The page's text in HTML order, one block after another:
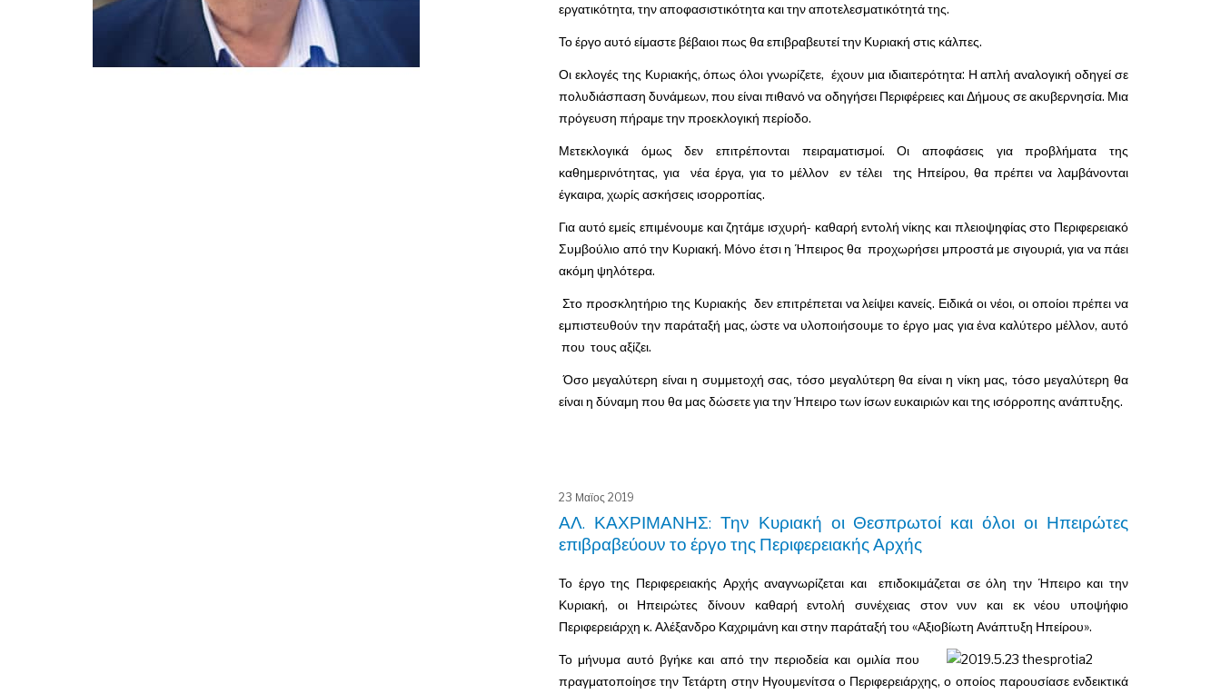
εργατικότητα, την αποφασιστικότητα και την αποτελεσματικότητά της.
Το έργο αυτό είμαστε βέβαιοι πως θα επιβραβευτεί την Κυριακή στις κάλπες.
Οι εκλογές της Κυριακής, όπως όλοι γνωρίζετε, έχουν μια ιδιαιτερότητα: Η απλή αναλογική οδηγεί σε
πολυδιάσπαση δυνάμεων, που είναι πιθανό να οδηγήσει Περιφέρειες και Δήμους σε ακυβερνησία. Μια
πρόγευση πήραμε την προεκλογική περίοδο.
Μετεκλογικά όμως δεν επιτρέπονται πειραματισμοί. Οι αποφάσεις για προβλήματα της
καθημερινότητας, για νέα έργα, για το μέλλον εν τέλει της Ηπείρου, θα πρέπει να λαμβάνονται
έγκαιρα, χωρίς ασκήσεις ισορροπίας.
Για αυτό εμείς επιμένουμε και ζητάμε ισχυρή- καθαρή εντολή νίκης και πλειοψηφίας στο Περιφερειακό
Συμβούλιο από την Κυριακή. Μόνο έτσι η Ήπειρος θα προχωρήσει μπροστά με σιγουριά, για να πάει
ακόμη ψηλότερα.
Στο προσκλητήριο της Κυριακής δεν επιτρέπεται να λείψει κανείς. Ειδικά οι νέοι, οι οποίοι πρέπει να
εμπιστευθούν την παράταξή μας, ώστε να υλοποιήσουμε το έργο μας για ένα καλύτερο μέλλον, αυτό
που τους αξίζει.
Όσο μεγαλύτερη είναι η συμμετοχή σας, τόσο μεγαλύτερη θα είναι η νίκη μας, τόσο μεγαλύτερη θα
είναι η δύναμη που θα μας δώσετε για την Ήπειρο των ίσων ευκαιριών και της ισόρροπης ανάπτυξης.
23 Μαϊος 2019
ΑΛ. ΚΑΧΡΙΜΑΝΗΣ: Την Κυριακή οι Θεσπρωτοί και όλοι οι Ηπειρώτες
επιβραβεύουν το έργο της Περιφερειακής Αρχής
Το έργο της Περιφερειακής Αρχής αναγνωρίζεται και επιδοκιμάζεται σε όλη την Ήπειρο και την
Κυριακή, οι Ηπειρώτες δίνουν καθαρή εντολή συνέχειας στον νυν και εκ νέου υποψήφιο
Περιφερειάρχη κ. Αλέξανδρο Καχριμάνη και στην παράταξή του «Αξιοβίωτη Ανάπτυξη Ηπείρου».
Το μήνυμα αυτό βγήκε και από την περιοδεία και ομιλία που
πραγματοποίησε την Τετάρτη στην Ηγουμενίτσα ο Περιφερειάρχης, ο οποίος παρουσίασε ενδεικτικά